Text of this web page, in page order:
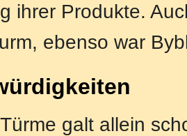
ihrer Produkte.
ebenso war
galt allein